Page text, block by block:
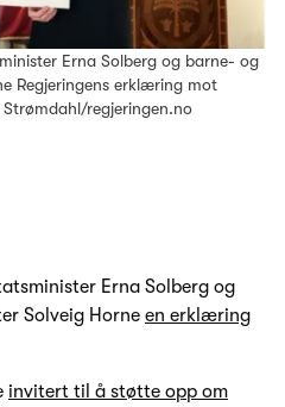
Erna Solberg og barne- og
Regjeringens erklæring mot
regjeringen.no
Erna Solberg og
Solveig Horne en erklæring
invitert til å støtte opp om